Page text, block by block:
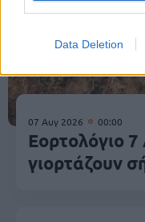
Data Deletion
07 Αυγ 2026 00:00
Εορτολόγιο
γιορτάζουν